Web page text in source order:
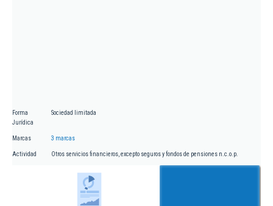
Forma
Jurídica
Sociedad limitada
Marcas 3 marcas
Actividad Otros servicios financieros, excepto seguros y fondos de pensiones n.c.o.p.